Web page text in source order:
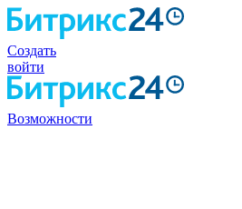
Создать
войти
Возможности